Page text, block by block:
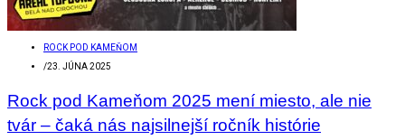
ROCK POD KAMEŇOM
/23. JÚNA 2025
Rock pod Kameňom 2025 mení miesto, ale nie
tvár – čaká nás najsilnejší ročník histórie